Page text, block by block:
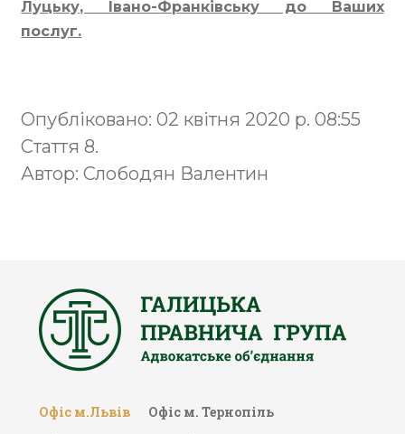
Луцьку, Івано-Франківську до Ваших
послуг.
Опубліковано: 02 квітня 2020 р. 08:55
Стаття 8.
Автор: Слободян Валентин
Офіс м.Львів
Офіc м. Тернопіль